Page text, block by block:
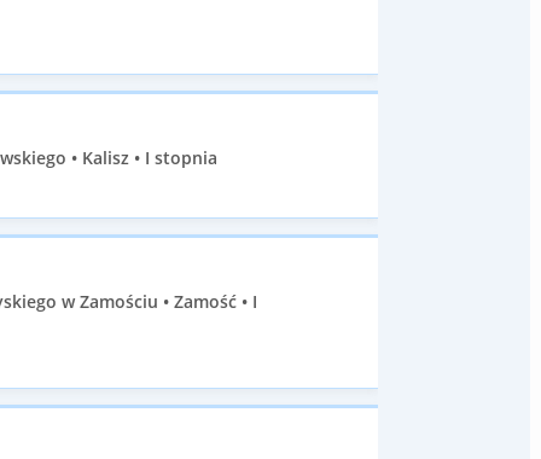
• Kalisz • I stopnia
w Zamościu • Zamość • I